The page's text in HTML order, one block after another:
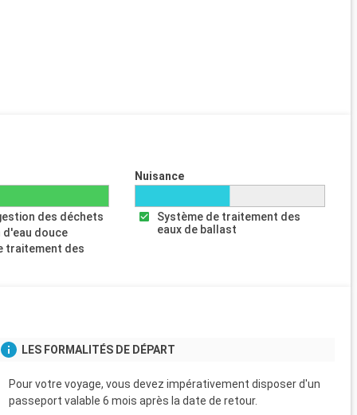
des déchets
douce
traitement des
Nuisance
Système de traitement des
eaux de ballast
LES FORMALITÉS DE DÉPART
Pour votre voyage, vous devez impérativement disposer d'un
passeport valable 6 mois après la date de retour.